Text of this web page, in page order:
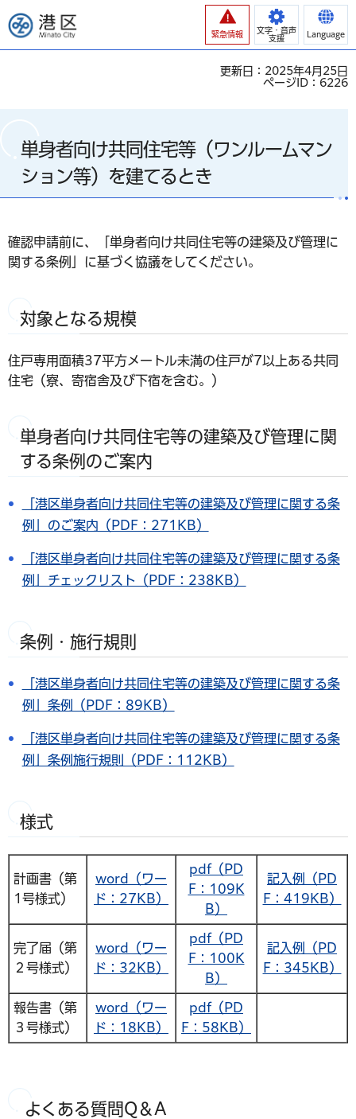
港区
緊急情報
文字・音声
支援
Language
更新日：2025年4月25日
ページID：6226
単身者向け共同住宅等（ワンルームマン
ション等）を建てるとき
確認申請前に、「単身者向け共同住宅等の建築及び管理に
関する条例」に基づく協議をしてください。
対象となる規模
住戸専用面積37平方メートル未満の住戸が7以上ある共同
住宅（寮、寄宿舎及び下宿を含む。）
単身者向け共同住宅等の建築及び管理に関
する条例のご案内
「港区単身者向け共同住宅等の建築及び管理に関する条
例」のご案内（PDF：271KB）
「港区単身者向け共同住宅等の建築及び管理に関する条
例」チェックリスト（PDF：238KB）
条例・施行規則
「港区単身者向け共同住宅等の建築及び管理に関する条
例」条例（PDF：89KB）
「港区単身者向け共同住宅等の建築及び管理に関する条
例」条例施行規則（PDF：112KB）
様式
計画書（第
1号様式）
word（ワー
ド：27KB）
pdf（PD
F：109K
B）
記入例（PD
F：419KB）
完了届（第
２号様式）
word（ワー
ド：32KB）
pdf（PD
F：100K
B）
記入例（PD
F：345KB）
報告書（第
３号様式）
word（ワー
ド：18KB）
pdf（PD
F：58KB）
よくある質問Q＆A